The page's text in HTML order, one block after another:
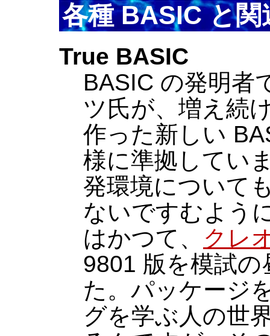
各種 BASIC と関
True BASIC
BASIC の発明者
ツ氏が、増え続
作った新しい
様に準拠してい
発環境について
ないですむよう
はかつて、 クレ
9801 版を模試
た。パッケージ
グを学ぶ人の世